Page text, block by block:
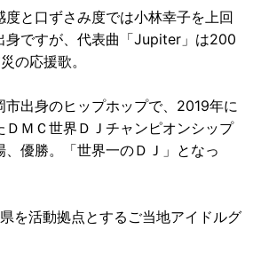
度と口ずさみ度では小林幸子を上回
身ですが、代表曲「Jupiter」は200
の応援歌。
市出身のヒップホップで、2019年に
ＤＭＣ世界ＤＪチャンピオンシップ
優勝。「世界一のＤＪ」となっ
を活動拠点とするご当地アイドルグ